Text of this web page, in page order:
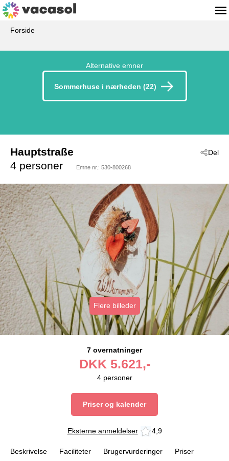
Forside
Alternative emner
Sommerhuse i nærheden (22)
Del
Hauptstraße
- Gleiszellen-Gleishorbach
4 personer Emne nr.: 530-800268
Flere billeder
7 overnatninger
DKK 5.621,-
4 personer
Priser og kalender
Eksterne anmeldelser 4,9
Beskrivelse Faciliteter Brugervurderinger
Priser